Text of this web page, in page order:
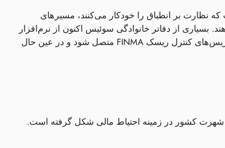
نظارت بر انطباق را خودکار می‌کنند، مسیرهای
بسیاری از دفاتر خانوادگی سوئیس اکنون از نرم‌افزار
مدیریت ریسک یکپارچه استفاده می‌کنند که می‌تواند به‌طور مستقیم به ماتریس‌های کنترل ریسک FINMA متصل شود و در عین حال
شهرت کشور در زمینه احتیاط مالی شکل گرفته است.